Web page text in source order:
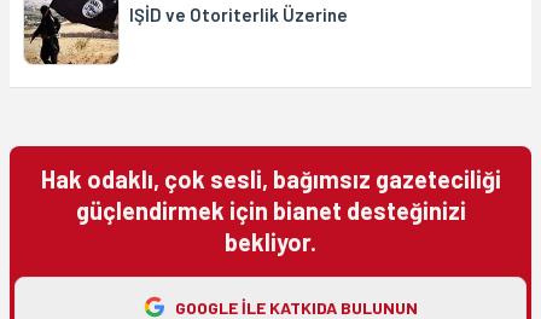
IŞİD ve Otoriterlik Üzerine
Hak odaklı, çok sesli, bağımsız gazeteciliği
güçlendirmek için bianet desteğinizi
bekliyor.
GOOGLE ILE KATKIDA BULUNUN